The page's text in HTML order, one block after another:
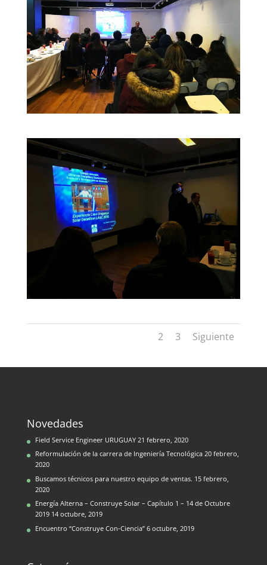
2 3 Siguiente
Novedades
Field Service Engineer URUGUAY 21 febrero, 2020
Reformulación de la carrera de Ingeniería Tecnológica 20 febrero,
2020
Buscamos técnicos para nuestro equipo de ventas. 15 febrero,
2020
Energía Alterna – Construye Solar – Capítulo 1 – 14 de Octubre
2019 14 octubre, 2019
Encuentro “Construye Con-Ciencia” 6 octubre, 2019